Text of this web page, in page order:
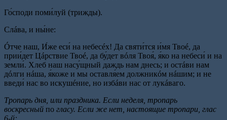
Го́споди поми́луй (трижды).
Слáва, и ны́не:
Óтче наш, И́же еси́ на небесéх! Да святи́тся и́мя Твоé, да
прии́дет Цáрствие Твоé, да бу́дет вóля Твоя́, я́ко на небеси́ и на
земли́. Хлеб наш насу́щный даждь нам днесь; и остáви нам
дóлги нáша, я́коже и мы оставля́ем должникóм нáшим; и не
введи́ нас во искушéние, но избáви нас от лукáваго.
Тропарь дня, или праздника. Если неделя, тропарь
воскресный по гласу. Если же нет, настоящие тропари, глас
6-й: